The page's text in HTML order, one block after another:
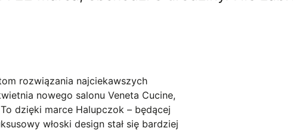
rozwiązania najciekawszych
nowego salonu Veneta Cucine,
dzięki marce Halupczok – będącej
włoski design stał się bardziej